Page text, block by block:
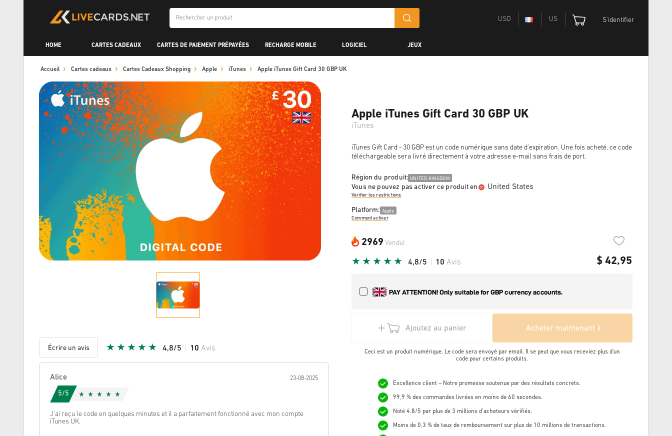
USD US S'identifier
HOME CARTES CADEAUX CARTES DE PAIEMENT PRÉPAYÉES RECHARGE MOBILE LOGICIEL JEUX
Accueil Cartes cadeaux Cartes Cadeaux Shopping Apple iTunes Apple iTunes Gift Card 30 GBP UK
Écrire un avis 4,8/5 10 Avis
Alice 23-08-2025
5/5
J'ai reçu le code en quelques minutes et il a parfaitement fonctionné avec mon compte
iTunes UK.
Apple iTunes Gift Card 30 GBP UK
iTunes
iTunes Gift Card - 30 GBP est un code numérique sans date d'expiration. Une fois acheté, ce code
téléchargeable sera livré directement à votre adresse e-mail sans frais de port.
Région du produit: UNITED KINGDOM
Vous ne pouvez pas activer ce produit en United States
Vérifier les restrictions
Platform: Apple
Comment activer
2969 Vendu!
$ 42,95
4,8/5 10 Avis
Ajoutez au panier Acheter maintenant
Ceci est un produit numérique. Le code sera envoyé par email. Il se peut que vous receviez plus d'un
code pour certains produits.
Excellence client – Notre promesse soutenue par des résultats concrets.
99,9 % des commandes livrées en moins de 60 secondes.
Noté 4,8/5 par plus de 3 millions d’acheteurs vérifiés.
Moins de 0,3 % de taux de remboursement sur plus de 10 millions de transactions.